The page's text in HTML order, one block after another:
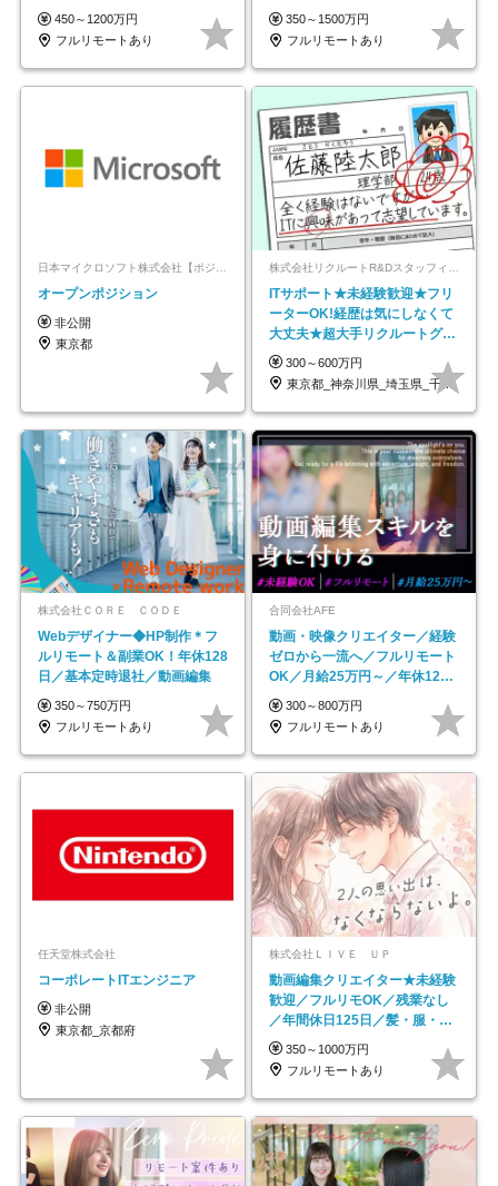
OK◆目指せるコンサル
450～1200万円
フルリモートあり
350～1500万円
フルリモートあり
オープンポジション
非公開
東京都
ITサポート★未経験歓迎★フリ
ーターOK!経歴は気にしなくて
大丈夫★超大手リクルートグル
ープの正社員/sg
300～600万円
東京都_神奈川県_埼玉県_千葉県_大阪府…
株式会社ＣＯＲＥ ＣＯＤＥ
Webデザイナー◆HP制作＊フ
ルリモート＆副業OK！年休128
日／基本定時退社／動画編集
350～750万円
フルリモートあり
合同会社AFE
動画・映像クリエイター／経験
ゼロから一流へ／フルリモート
OK／月給25万円～／年休125
日以上
300～800万円
フルリモートあり
任天堂株式会社
コーポレートITエンジニア
非公開
東京都_京都府
株式会社ＬＩＶＥ ＵＰ
動画編集クリエイター★未経験
歓迎／フルリモOK／残業なし
／年間休日125日／髪・服・ネ
イル自由／研修充実で安心
350～1000万円
フルリモートあり